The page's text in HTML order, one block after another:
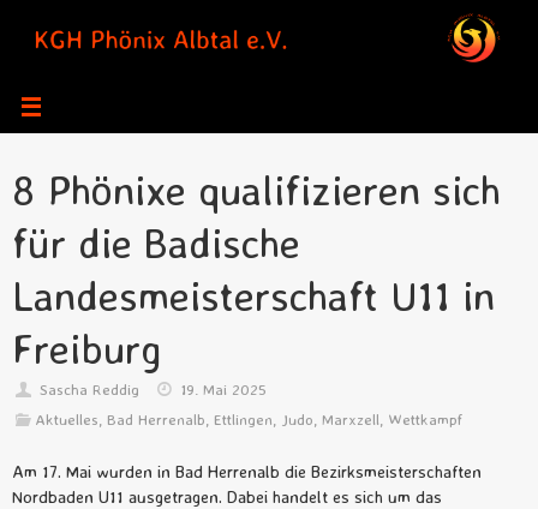
Inhalt
8 Phönixe qualifizieren sich
für die Badische
Landesmeisterschaft U11 in
Freiburg
Sascha Reddig
19. Mai 2025
Aktuelles Bad Herrenalb Ettlingen Judo Marxzell Wettkampf
Am 17. Mai wurden in Bad Herrenalb die Bezirksmeisterschaften
Nordbaden U11 ausgetragen. Dabei handelt es sich um das